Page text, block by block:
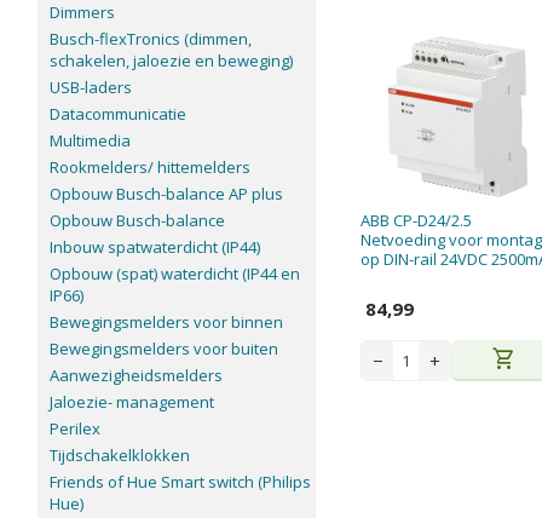
ABB CP-D24/2.5
Netvoeding voor
op DIN-rail 24VDC
84,99
− + shopping_cart
Dimmers
Busch-flexTronics (dimmen,
schakelen, jaloezie en beweging)
USB-laders
Datacommunicatie
Multimedia
Rookmelders/ hittemelders
Opbouw Busch-balance AP plus
Opbouw Busch-balance
Inbouw spatwaterdicht (IP44)
Opbouw (spat) waterdicht (IP44 en
IP66)
Bewegingsmelders voor binnen
Bewegingsmelders voor buiten
Aanwezigheidsmelders
Jaloezie- management
Perilex
Tijdschakelklokken
Friends of Hue Smart switch (Philips
Hue)